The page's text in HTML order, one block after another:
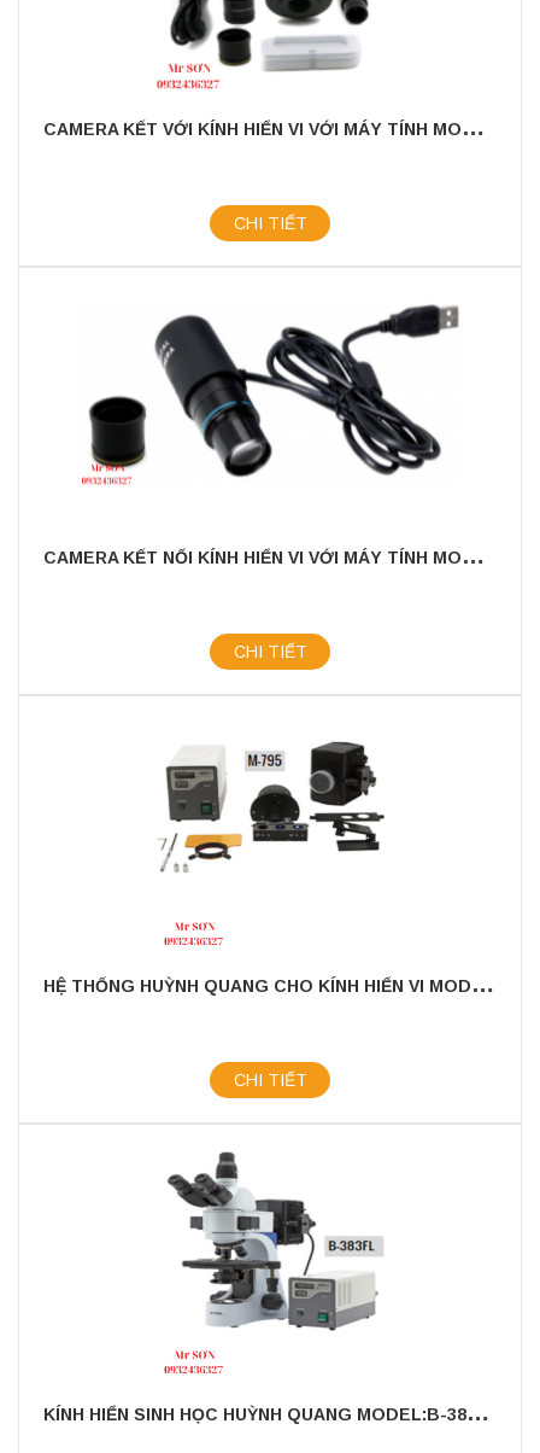
C
AMERA KẾT VỚI KÍNH HIỂN VI VỚI MÁY TÍNH MODEL: OPTIKAM - B1
CHI TIẾT
C
AMERA KẾT NỐI KÍNH HIỂN VI VỚI MÁY TÍNH MODEL: OPTIKAM - B05
CHI TIẾT
H
Ệ THỐNG HUỲNH QUANG CHO KÍNH HIỂN VI MODEL: M-795
CHI TIẾT
K
ÍNH HIỂN SINH HỌC HUỲNH QUANG MODEL:B-383FL